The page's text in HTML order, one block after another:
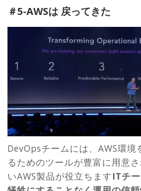
＃5-AWSは 戻ってきた
DevOpsチームには、AWS環境
るためのツールが豊富に用意
いAWS製品が役立ちますITチ